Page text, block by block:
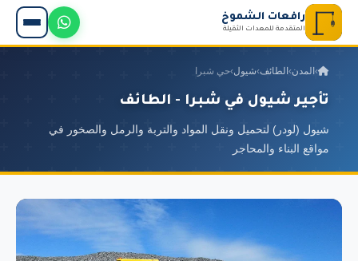
رافعات الشموخ
المتقدمة للمعدات الثقيلة
› المدن› الطائف›شيول›حي شبرا
تأجير شيول في شبرا - الطائف
شيول (لودر) لتحميل ونقل المواد والتربة والرمل والصخور في
مواقع البناء والمحاجر